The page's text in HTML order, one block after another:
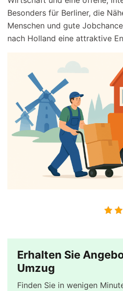
Besonders für Berliner, die
Menschen und gute
nach Holland eine attraktive
Erhalten Sie
Umzug
Finden Sie in wenigen